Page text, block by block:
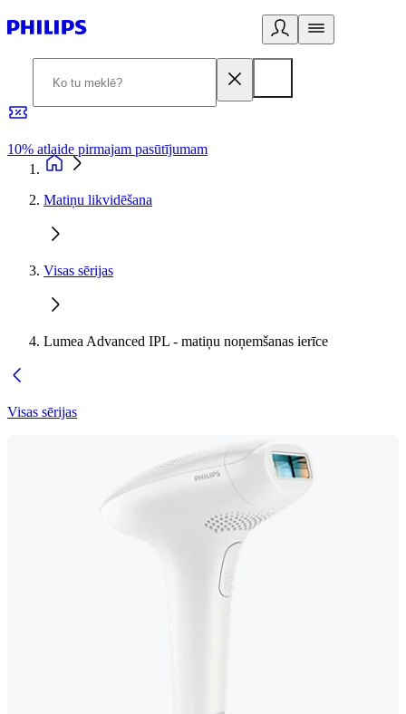
10% atlaide pirmajam pasūtījumam
Matiņu likvidēšana
Visas sērijas
Lumea Advanced IPL - matiņu noņemšanas ierīce
Visas sērijas